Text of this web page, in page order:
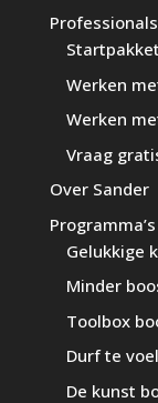
Professionals
Werken
Werken
Vraag
Over Sander
Gelukkige
Minder
Toolbox
Durf te
De kunst